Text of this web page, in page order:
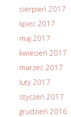
sierpień 2017
lipiec 2017
maj 2017
kwiecień 2017
marzec 2017
luty 2017
styczeń 2017
grudzień 2016